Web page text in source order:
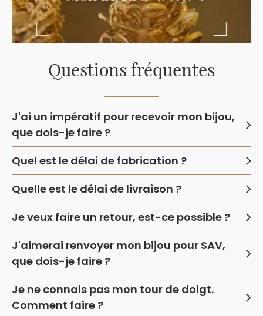
Questions fréquentes
J'ai un impératif pour recevoir mon bijou,
que dois-je faire ?
Quel est le délai de fabrication ?
Quelle est le délai de livraison ?
Je veux faire un retour, est-ce possible ?
J'aimerai renvoyer mon bijou pour SAV,
que dois-je faire ?
Je ne connais pas mon tour de doigt.
Comment faire ?